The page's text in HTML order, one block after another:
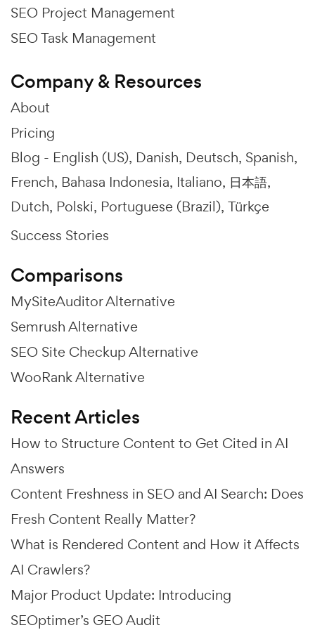
SEO Project Management
SEO Task Management
Company & Resources
About
Pricing
Blog - English (US) Danish Deutsch Spanish
French Bahasa Indonesia Italiano 日本語
Dutch Polski Portuguese (Brazil) Türkçe
Success Stories
Comparisons
MySiteAuditor Alternative
Semrush Alternative
SEO Site Checkup Alternative
WooRank Alternative
Recent Articles
How to Structure Content to Get Cited in AI
Answers
Content Freshness in SEO and AI Search: Does
Fresh Content Really Matter?
What is Rendered Content and How it Affects
AI Crawlers?
Major Product Update: Introducing
SEOptimer’s GEO Audit